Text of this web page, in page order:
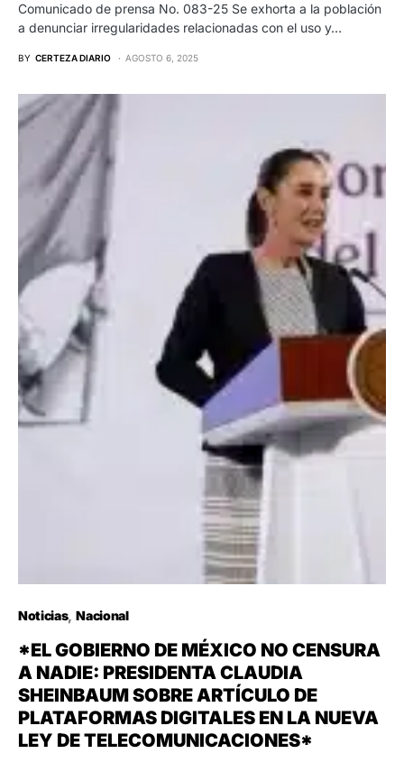
Comunicado de prensa No. 083-25 Se exhorta a la población
a denunciar irregularidades relacionadas con el uso y…
BY CERTEZA DIARIO AGOSTO 6, 2025
Noticias Nacional
*EL GOBIERNO DE MÉXICO NO CENSURA
A NADIE: PRESIDENTA CLAUDIA
SHEINBAUM SOBRE ARTÍCULO DE
PLATAFORMAS DIGITALES EN LA NUEVA
LEY DE TELECOMUNICACIONES*